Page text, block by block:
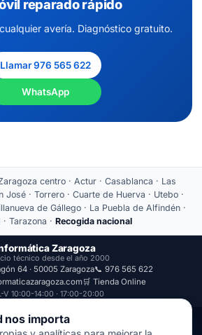
reparado rápido
avería. Diagnóstico gratuito.
Llamar 976 565 622
WhatsApp
centro · Actur · Casablanca · Las
José · Torrero · Cuarte de Huerva · Utebo ·
de Gállego · La Puebla de Alfindén ·
Tarazona · Recogida nacional
Zaragoza
técnico desde el año 2000
64 · 50005 Zaragoza📞 976 565 622
🛒 Tienda Online
V 10:00-14:00 · 17:00-20:00
Privacidad
nos importa